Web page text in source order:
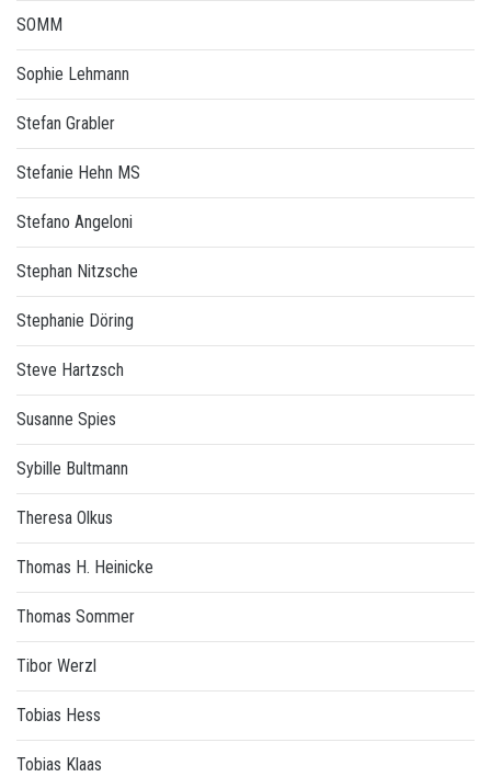
SOMM
Sophie Lehmann
Stefan Grabler
Stefanie Hehn MS
Stefano Angeloni
Stephan Nitzsche
Stephanie Döring
Steve Hartzsch
Susanne Spies
Sybille Bultmann
Theresa Olkus
Thomas H. Heinicke
Thomas Sommer
Tibor Werzl
Tobias Hess
Tobias Klaas